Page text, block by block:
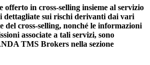
offerto in cross-selling insieme al servizio
sui rischi derivanti dai vari
del cross-selling, nonché le informazioni
associate a tali servizi, sono
TMS Brokers nella sezione